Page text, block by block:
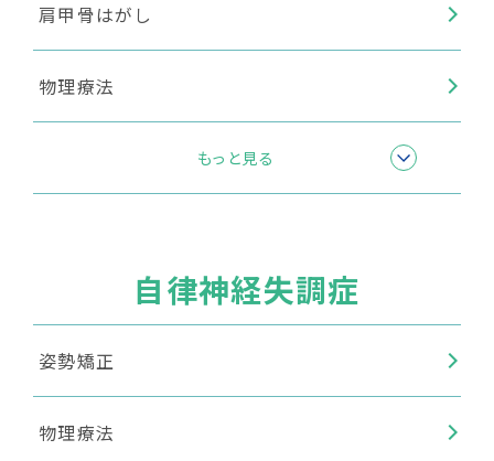
肩甲骨はがし
物理療法
もっと見る
自律神経失調症
姿勢矯正
物理療法